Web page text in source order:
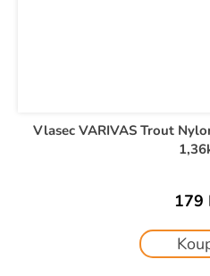
Vlasec VARIVAS Trout
179